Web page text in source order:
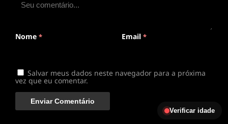
Nome * Email *
Salvar meus dados neste navegador para a próxima
vez que eu comentar.
Verificar idade